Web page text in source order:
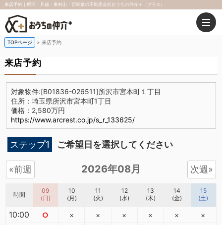
来店予約｜所沢・川越・東村山・西東京の不動産会社おうちの仲介＋（プラス）
TOPページ 来店予約
来店予約
対象物件:[B01836-026511]所沢市宮本町１丁目
住所：埼玉県所沢市宮本町1丁目
価格：2,580万円
https://www.arcrest.co.jp/s_r_133625/
ステップ1 ご希望日を選択してください
«前週 2026年08月 次週»
時間
10:00
09
(日)
○
10
(月)
×
11
(火)
×
12
(水)
×
13
(木)
×
14
(金)
×
15
(土)
×